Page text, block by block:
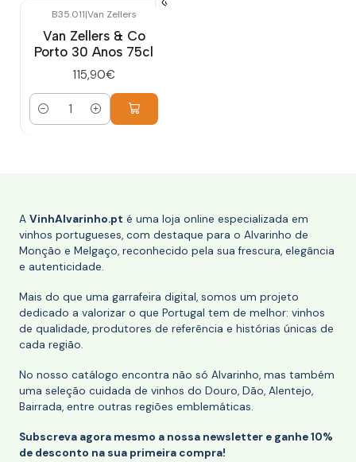
B35.011|Van Zellers
Van Zellers & Co
Porto 30 Anos 75cl
115,90€
Quantidade
A VinhAlvarinho.pt é uma loja online especializada em
vinhos portugueses, com destaque para o Alvarinho de
Monção e Melgaço, reconhecido pela sua frescura, elegância
e autenticidade.
Mais do que uma garrafeira digital, somos um projeto
dedicado a valorizar o que Portugal tem de melhor: vinhos
de qualidade, produtores de referência e histórias únicas de
cada região.
No nosso catálogo encontra não só Alvarinho, mas também
uma seleção cuidada de vinhos do Douro, Dão, Alentejo,
Bairrada, entre outras regiões emblemáticas.
Subscreva agora mesmo a nossa newsletter e ganhe 10%
de desconto na sua primeira compra!